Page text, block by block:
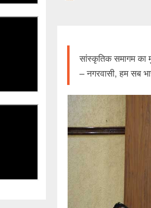
सांस्कृतिक समागम का
– नगरवासी, हम सब